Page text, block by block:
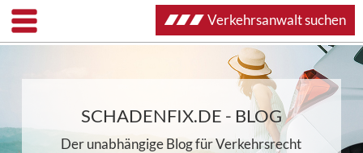
SCHADENFIX.DE - BLOG
Der unabhängige Blog für Verkehrsrecht
Verkehrsanwalt suchen